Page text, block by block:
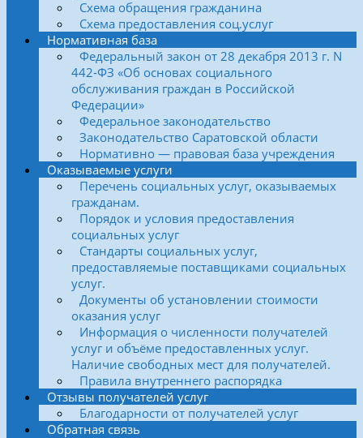
Схема обращения гражданина
Схема предоставления соц.услуг
Нормативная база
Федеральный закон от 28 декабря 2013 г. N
442-ФЗ «Об основах социального
обслуживания граждан в Российской
Федерации»
Федеральное законодательство
Законодательство Саратовской области
Нормативно — правовая база учреждения
Оказываемые услуги
Перечень социальных услуг, оказываемых
гражданам.
Порядок и условия предоставления
социальных услуг
Стандарты социальных услуг,
предоставляемые поставщиками социальных
услуг.
Документы об установлении стоимости
оказания услуг
Информация о численности получателей
услуг и объёме предоставленных услуг.
Наличие свободных мест для получателей.
Правила внутреннего распорядка
Отзывы получателей услуг
Благодарности от получателей услуг
Обратная связь